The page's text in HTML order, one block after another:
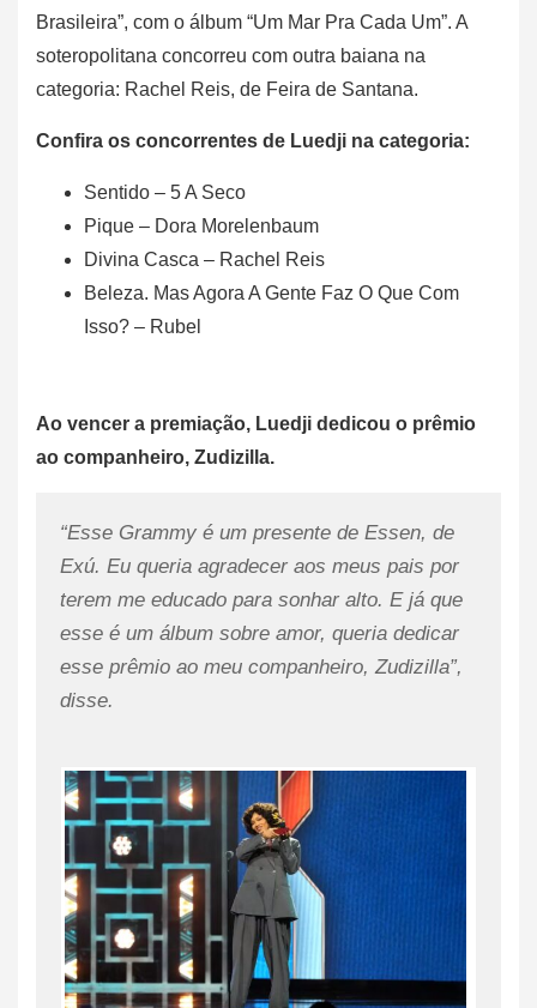
Brasileira”, com o álbum “Um Mar Pra Cada Um”. A
soteropolitana concorreu com outra baiana na
categoria: Rachel Reis, de Feira de Santana.
Confira os concorrentes de Luedji na categoria:
Sentido – 5 A Seco
Pique – Dora Morelenbaum
Divina Casca – Rachel Reis
Beleza. Mas Agora A Gente Faz O Que Com
Isso? – Rubel
Ao vencer a premiação, Luedji dedicou o prêmio
ao companheiro, Zudizilla.
“Esse Grammy é um presente de Essen, de
Exú. Eu queria agradecer aos meus pais por
terem me educado para sonhar alto. E já que
esse é um álbum sobre amor, queria dedicar
esse prêmio ao meu companheiro, Zudizilla”,
disse.